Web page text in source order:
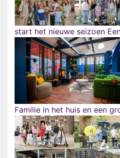
start het nieuwe seizoen
Familie in het huis en een